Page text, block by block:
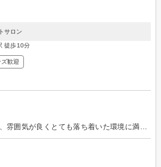
サロン
徒歩10分
ズ歓迎